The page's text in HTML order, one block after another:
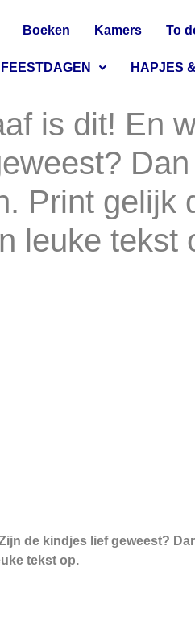
Boeken Kamers To
FEESTDAGEN HAPJES
is dit! En
Print gelijk
leuke tekst
de kindjes lief geweest?
tekst op.